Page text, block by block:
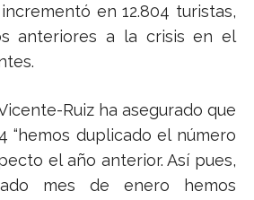
en 12.804 turistas,
anteriores a la crisis en el
Ruiz ha asegurado que
“hemos duplicado el número
el año anterior. Así pues,
mes de enero hemos